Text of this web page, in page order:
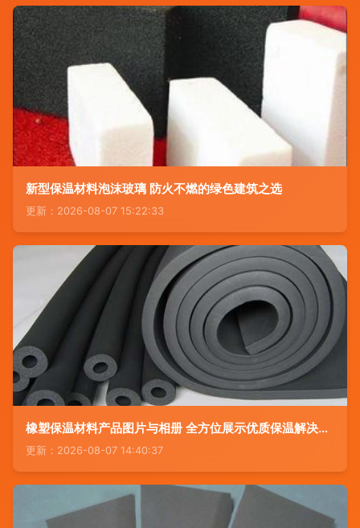
新型保温材料泡沫玻璃 防火不燃的绿色建筑之选
更新：2026-08-07 15:22:33
橡塑保温材料产品图片与相册 全方位展示优质保温解决方案
更新：2026-08-07 14:40:37